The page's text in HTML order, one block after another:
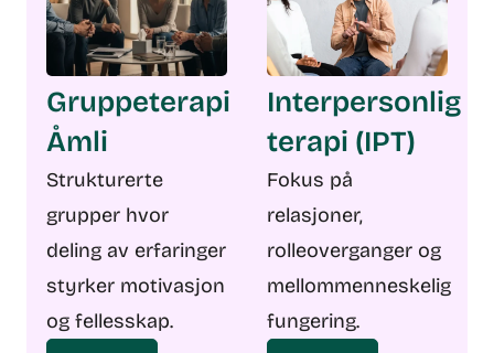
Gruppeterapi
Åmli
Strukturerte
grupper hvor
deling av erfaringer
styrker motivasjon
og fellesskap.
Interpersonlig
terapi (IPT)
Fokus på
relasjoner,
rolleoverganger og
mellommenneskelig
fungering.